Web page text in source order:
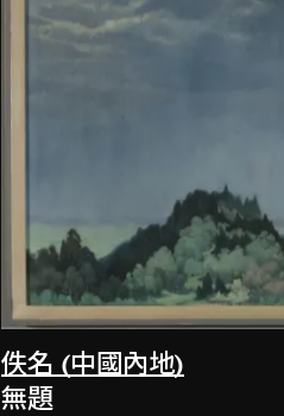
佚名 (中國內地)
無題